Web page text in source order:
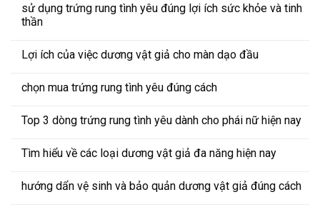
sử dụng trứng rung tình yêu đúng lợi ích sức khỏe và tinh
thần
Lợi ích của việc dương vật giả cho màn dạo đầu
chọn mua trứng rung tình yêu đúng cách
Top 3 dòng trứng rung tình yêu dành cho phái nữ hiện nay
Tìm hiểu về các loại dương vật giả đa năng hiện nay
hướng dẩn vệ sinh và bảo quản dương vật giả đúng cách